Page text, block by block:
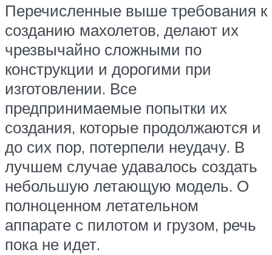
Перечисленные выше требования к
созданию махолетов, делают их
чрезвычайно сложными по
конструкции и дорогими при
изготовлении. Все
предпринимаемые попытки их
создания, которые продолжаются и
до сих пор, потерпели неудачу. В
лучшем случае удавалось создать
небольшую летающую модель. О
полноценном летательном
аппарате с пилотом и грузом, речь
пока не идет.